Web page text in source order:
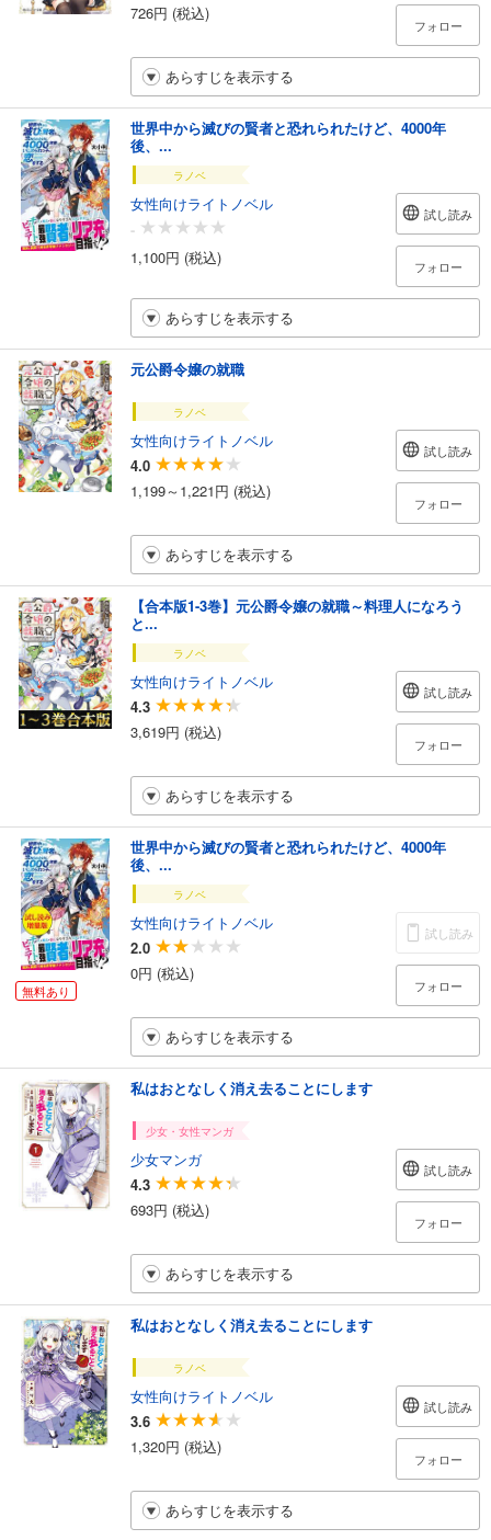
726円 (税込)
フォロー
あらすじを表示する
世界中から滅びの賢者と恐れられたけど、4000年
後、...
ラノベ
女性向けライトノベル
-
1,100円 (税込)
試し読み
フォロー
あらすじを表示する
元公爵令嬢の就職
ラノベ
女性向けライトノベル
4.0
1,199～1,221円 (税込)
試し読み
フォロー
あらすじを表示する
【合本版1-3巻】元公爵令嬢の就職～料理人になろう
と...
ラノベ
女性向けライトノベル
4.3
3,619円 (税込)
試し読み
フォロー
あらすじを表示する
無料あり
世界中から滅びの賢者と恐れられたけど、4000年
後、...
ラノベ
女性向けライトノベル
2.0
0円 (税込)
試し読み
フォロー
あらすじを表示する
私はおとなしく消え去ることにします
少女・女性マンガ
少女マンガ
4.3
693円 (税込)
試し読み
フォロー
あらすじを表示する
私はおとなしく消え去ることにします
ラノベ
女性向けライトノベル
3.6
1,320円 (税込)
試し読み
フォロー
あらすじを表示する